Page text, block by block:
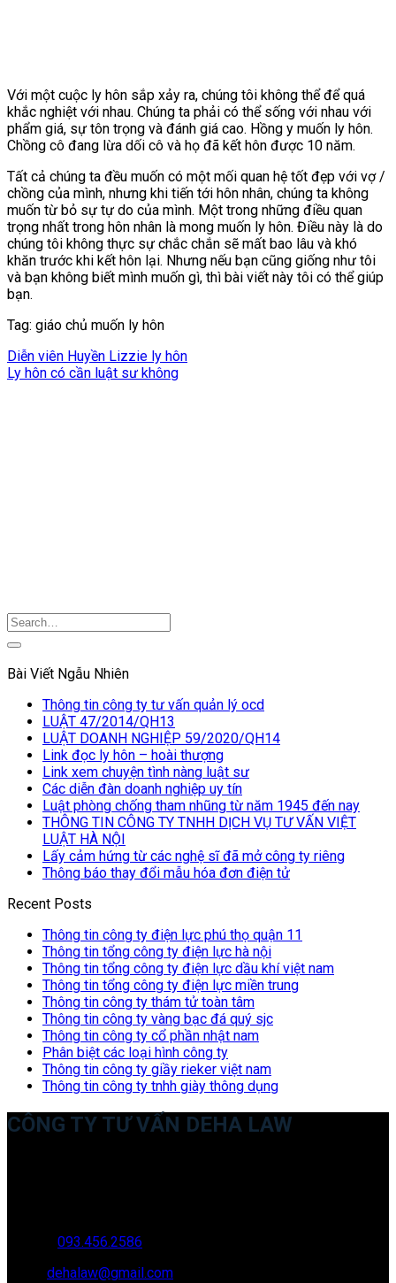
Với một cuộc ly hôn sắp xảy ra, chúng tôi không thể để quá
khắc nghiệt với nhau. Chúng ta phải có thể sống với nhau với
phẩm giá, sự tôn trọng và đánh giá cao. Hồng y muốn ly hôn.
Chồng cô đang lừa dối cô và họ đã kết hôn được 10 năm.
Tất cả chúng ta đều muốn có một mối quan hệ tốt đẹp với vợ /
chồng của mình, nhưng khi tiến tới hôn nhân, chúng ta không
muốn từ bỏ sự tự do của mình. Một trong những điều quan
trọng nhất trong hôn nhân là mong muốn ly hôn. Điều này là do
chúng tôi không thực sự chắc chắn sẽ mất bao lâu và khó
khăn trước khi kết hôn lại. Nhưng nếu bạn cũng giống như tôi
và bạn không biết mình muốn gì, thì bài viết này tôi có thể giúp
bạn.
Tag: giáo chủ muốn ly hôn
Diễn viên Huyền Lizzie ly hôn
Ly hôn có cần luật sư không
Bài Viết Ngẫu Nhiên
Thông tin công ty tư vấn quản lý ocd
LUẬT 47/2014/QH13
LUẬT DOANH NGHIỆP 59/2020/QH14
Link đọc ly hôn – hoài thượng
Link xem chuyện tình nàng luật sư
Các diễn đàn doanh nghiệp uy tín
Luật phòng chống tham nhũng từ năm 1945 đến nay
THÔNG TIN CÔNG TY TNHH DỊCH VỤ TƯ VẤN VIỆT
LUẬT HÀ NỘI
Lấy cảm hứng từ các nghệ sĩ đã mở công ty riêng
Thông báo thay đổi mẫu hóa đơn điện tử
Recent Posts
Thông tin công ty điện lực phú thọ quận 11
Thông tin tổng công ty điện lực hà nội
Thông tin tổng công ty điện lực dầu khí việt nam
Thông tin tổng công ty điện lực miền trung
Thông tin công ty thám tử toàn tâm
Thông tin công ty vàng bạc đá quý sjc
Thông tin công ty cổ phần nhật nam
Phân biệt các loại hình công ty
Thông tin công ty giầy rieker việt nam
Thông tin công ty tnhh giày thông dụng
CÔNG TY TƯ VẤN DEHA LAW
093.456.2586
dehalaw@gmail.com